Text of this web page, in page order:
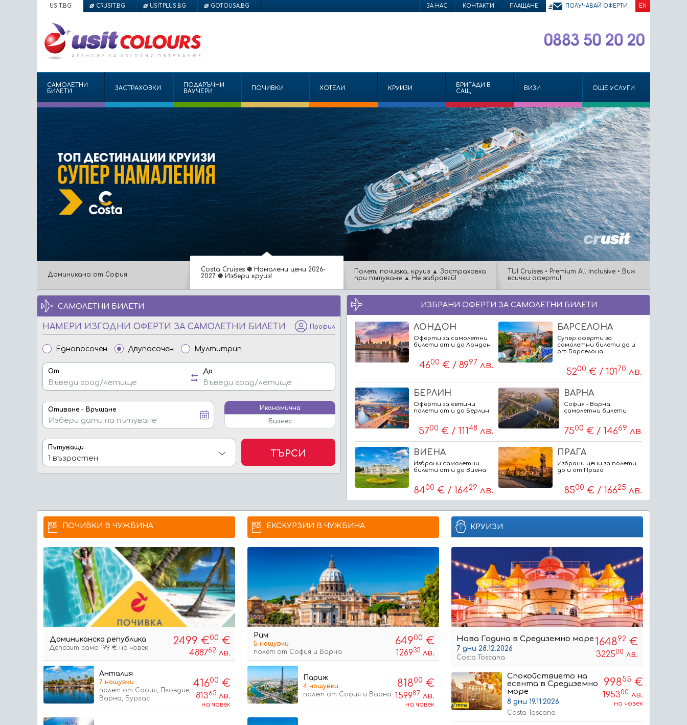
USIT.BG CRUSIT.BG USITPLUS.BG GOTOUSA.BG ЗА НАС КОНТАКТИ ПЛАЩАНЕ ПОЛУЧАВАЙ ОФЕРТИ EN
САМОЛЕТНИ
БИЛЕТИ
ЗАСТРАХОВКИ
ПОДАРЪЧНИ
ВАУЧЕРИ
ПОЧИВКИ ХОТЕЛИ КРУИЗИ
БРИГАДИ В
САЩ
ВИЗИ ОЩЕ УСЛУГИ
Доминикана от София
Costa Cruises ֍ Намалени цени 2026-
2027 ֍ Избери круиз!
Полет, почивка, круиз ▲ Застраховка
при пътуване ▲ Не забравяй!
TUI Cruises • Premium All Inclusive • Виж
всички оферти!
САМОЛЕТНИ БИЛЕТИ
НАМЕРИ ИЗГОДНИ ОФЕРТИ ЗА САМОЛЕТНИ БИЛЕТИ Профил
Еднопосочен Двупосочен Мултитрип
От До
Отиване - Връщане
Икономична
Бизнес
Пътуващи
ТЪРСИ
ИЗБРАНИ ОФЕРТИ ЗА САМОЛЕТНИ БИЛЕТИ
ЛОНДОН
Оферти за самолетни
билети от и до Лондон
4600 € / 8997 лв.
БАРСЕЛОНА
Супер оферти за
самолетни билети до и
от Барселона
5200 € / 101 70 лв.
БЕРЛИН
Оферти за евтини
полети от и до Берлин
5700 € / 11148 лв.
ВАРНА
София - Варна
самолетни билети
7500 € / 14669 лв.
ВИЕНА
Избрани самолетни
билети от и до Виена
8400 € / 16429 лв.
ПРАГА
Избрани цени за полети
до и от Прага
8500 € / 16625 лв.
ПОЧИВКИ В ЧУЖБИНА
Доминиканска република
Депозит само 199 € на човек.
2499 €00 €
488762 лв.
на човек
Анталия
7 нощувки
полет от София, Пловдив,
Варна, Бургас
41600 €
81363лв.
на човек
ЕКСКУРЗИИ В ЧУЖБИНА
Рим
5 нощувки
полет от София и Варна
64900 €
126933лв.
на човек
Париж
4 нощувки
полет от София и Варна
81800 €
159987 лв.
на човек
КРУИЗИ
164892 €
322500 лв.
Нова Година в Средиземно море
7 дни 28.12.2026
Costa Toscana
99855 €
195300 лв.
на човек
Спокойствието на
есента в Средиземно
море
8 дни 19.11.2026
Costa Toscana